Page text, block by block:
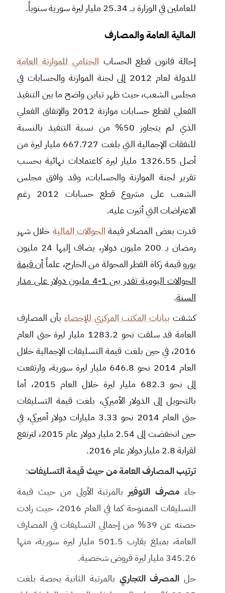
للعاملين في الوزارة بـــ 25.34 مليار ليرة سورية سنوياً.
المالية العامة والمصارف
إحالة قانون قطع الحساب الختامي للموازنة العامة
للدولة لعام 2012 إلى لجنة الموازنة والحسابات في
مجلس الشعب، حيث ظهر تباين واضح ما بين التنفيذ
الفعلي لقطع حسابات موازنة 2012 والإنفاق الفعلي
الذي لم يتجاوز 50% من نسبة التنفيذ بالنسبة
للنفقات الإجمالية التي بلغت 667.727 مليار ليرة من
أصل 1326.55 مليار ليرة كاعتمادات نهائية بحسب
تقرير لجنة الموازنة والحسابات، وقد وافق مجلس
الشعب على مشروع قطع حسابات 2012 رغم
الاعتراضات التي أثيرت عليه.
قدرت بعض المصادر قيمة الحوالات المالية خلال شهر
رمضان بـ 200 مليون دولار، يضاف إليها 24 مليون
يورو قيمة زكاة الفطر المحولة من الخارج، علماًأن قيمة
الحوالات اليومية تقدر بين 1-4 مليون دولار على مدار
السنة.
كشفت بيانات المكتب المركزي للإحصاء بأن المصارف
العامة قد سلفت نحو 1283.2 مليار ليرة حتى العام
2016، في حين بلغت قيمة التسليفات الإجمالية خلال
العام 2014 نحو 646.8 مليار ليرة سورية، وارتفعت
إلى نحو 682.3 مليار ليرة خلال العام 2015، أما
بالتحويل إلى الدولار الأميركي، بلغت قيمة التسليفات
حتى العام 2014 نحو 3.33 مليارات دولار أميركي، في
حين انخفضت إلى 2.54 مليار دولار عام 2015، لترتفع
لقرابة 2.8 مليار دولار عام 2016.
ترتيب المصارف العامة من حيث قيمة التسليفات:
جاء مصرف التوفير بالمرتبة الأولى من حيث قيمة
التسليفات الممنوحة كما في العام 2016، حيث زادت
حصته عن 39% من إجمالي التسليفات في المصارف
العامة، بمبلغ يقارب 501.5 مليار ليرة سورية، منها
345.26 مليار ليرة قروض شخصية.
حل المصرف التجاري بالمرتبة الثانية بحصة بلغت